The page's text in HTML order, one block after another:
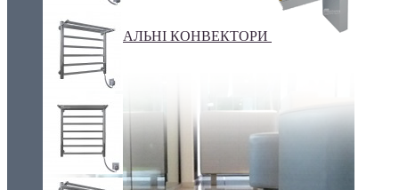
СПЕЦІАЛЬНІ КОНВЕКТОРИ